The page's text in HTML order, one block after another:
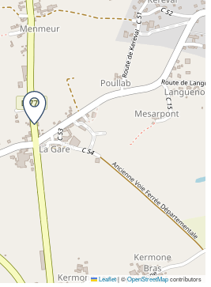
Leaflet|©OpenStreetMapcontributors